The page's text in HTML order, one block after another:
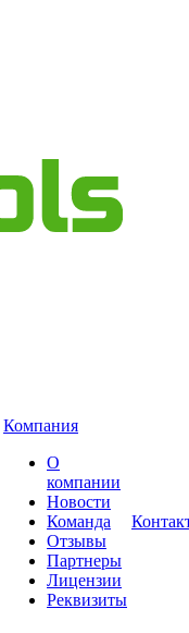
Компания
О
компании
Новости
Команда
Отзывы
Партнеры
Лицензии
Реквизиты